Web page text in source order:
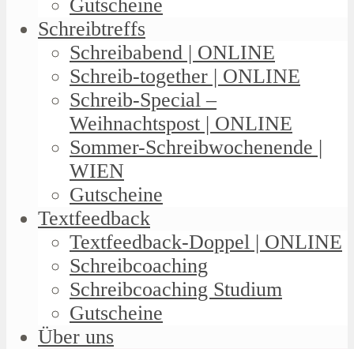
Gutscheine
Schreibtreffs
Schreibabend | ONLINE
Schreib-together | ONLINE
Schreib-Special –
Weihnachtspost | ONLINE
Sommer-Schreibwochenende |
WIEN
Gutscheine
Textfeedback
Textfeedback-Doppel | ONLINE
Schreibcoaching
Schreibcoaching Studium
Gutscheine
Über uns